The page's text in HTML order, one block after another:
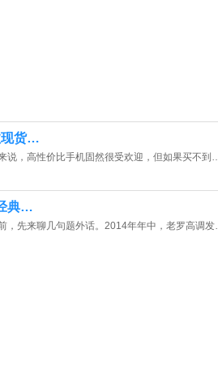
现货…
说，高性价比手机固然很受欢迎，但如果买不到
典…
，先来聊几句题外话。2014年年中，老罗高调